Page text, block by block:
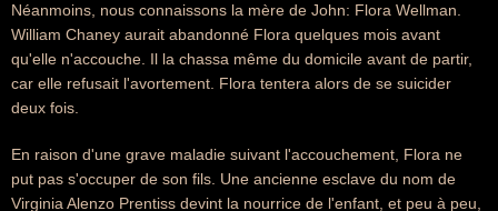
Néanmoins, nous connaissons la mère de John: Flora Wellman.
William Chaney aurait abandonné Flora quelques mois avant
qu'elle n'accouche. Il la chassa même du domicile avant de partir,
car elle refusait l'avortement. Flora tentera alors de se suicider
deux fois.
En raison d'une grave maladie suivant l'accouchement, Flora ne
put pas s'occuper de son fils. Une ancienne esclave du nom de
Virginia Alenzo Prentiss devint la nourrice de l'enfant, et peu à peu,